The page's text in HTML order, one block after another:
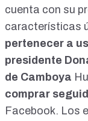
cuenta con su
características
pertenecer a
presidente
de Camboya
comprar
Facebook. Los